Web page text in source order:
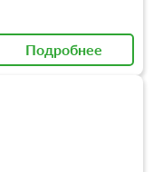
Подробнее